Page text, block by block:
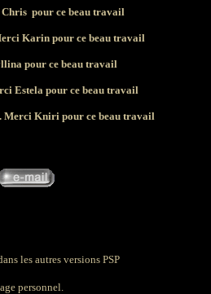
pour ce beau travail
Karin pour ce beau travail
pour ce beau travail
Estela pour ce beau travail
. Merci Kniri pour ce beau travail
les autres versions PSP
personnel.